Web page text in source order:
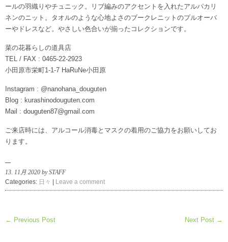
ールの羽織りやチュニック。リブ編みのアクセントを入れたアルパカリ
ネンのニット。タオルのような心地よさのブークレニットのプルオーバ
ーやドレスなど。やさしい色合いが揃ったコレクションです。
菜の花暮らしの道具店
TEL / FAX : 0465-22-2923
小田原市栄町1-1-7 HaRuNe小田原
Instagram : @nanohana_douguten
Blog : kurashinodouguten.com
Mail : douguten87@gmail.com
ご来店時には、アルコール消毒とマスクの着用のご協力をお願いしてお
ります。
13. 11月 2020 by STAFF
Categories: 日々 Leave a comment
← Previous Post Next Post →